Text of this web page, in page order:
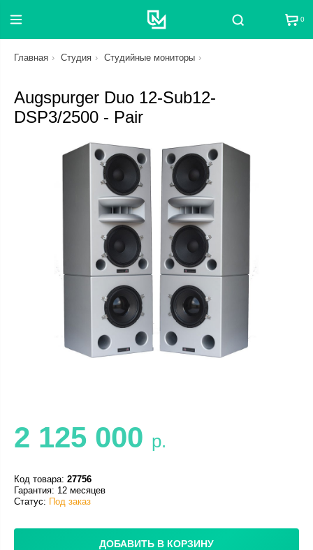
Поиск 0
Главная Студия Студийные мониторы
Augspurger Duo 12-Sub12-
DSP3/2500 - Pair
2 125 000 р.
Код товара: 27756
Гарантия: 12 месяцев
Статус: Под заказ
ДОБАВИТЬ В КОРЗИНУ